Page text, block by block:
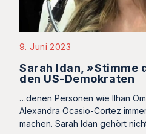
9. Juni 2023
Sarah Idan, »Stimme
den US-Demokraten
…denen Personen wie Ilhan
Alexandra Ocasio-Cortez
machen. Sarah Idan gehört